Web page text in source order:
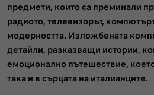
предмети, които са преминали
радиото, телевизорът,
модерността. Изложбената
детайли, разказващи истории,
емоционално пътешествие,
така и в сърцата на италианците.